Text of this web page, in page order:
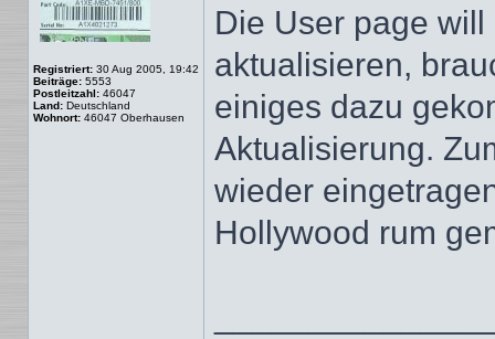
Registriert: 30 Aug 2005, 19:42
Beiträge: 5553
Postleitzahl: 46047
Land: Deutschland
Wohnort: 46047 Oberhausen
Die User page
aktualisieren,
einiges dazu
Aktualisierung.
wieder
Hollywood rum